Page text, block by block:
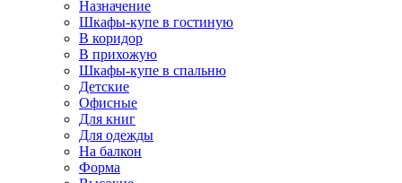
Назначение
Шкафы-купе в гостиную
В коридор
В прихожую
Шкафы-купе в спальню
Детские
Офисные
Для книг
Для одежды
На балкон
Форма